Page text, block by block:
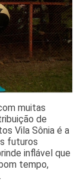
muitas
de
Vila Sônia é a
futuros
inflável que
tempo,